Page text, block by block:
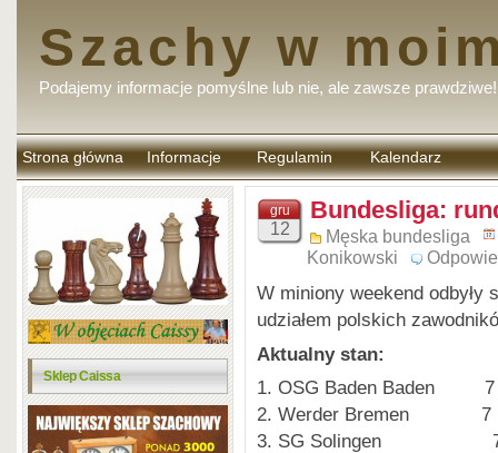
Szachy w
Podajemy informacje pomyślne lub nie, ale zawsze prawdziwe!
Strona główna Informacje Regulamin
komentarzy
Kalendarz
Sklep Caissa
gru
12
Bundesliga:
Męska bundesliga
Konikowski
W miniony weekend odbyły
udziałem polskich
Aktualny stan:
1. OSG Baden Baden 7
2. Werder Bremen 7
3. SG Solingen 7